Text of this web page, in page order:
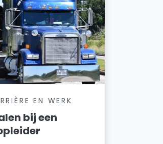
EN WERK
bij een